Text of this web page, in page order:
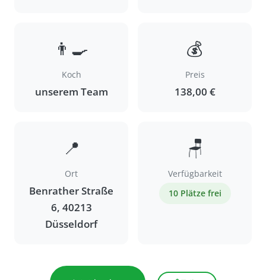
👨‍🍳
Koch
unserem Team
💰
Preis
138,00 €
📍
Ort
Benrather Straße
6, 40213
Düsseldorf
🪑
Verfügbarkeit
10 Plätze frei